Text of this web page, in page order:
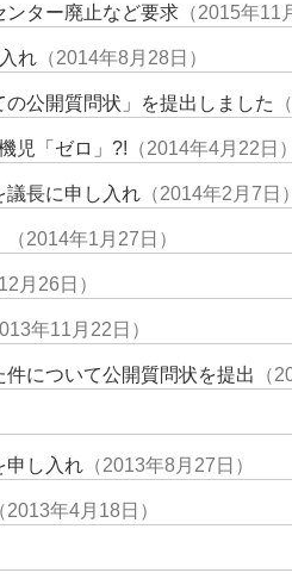
ター廃止など要求（2015年11
れ（2014年8月28日）
公開質問状」を提出しました
児「ゼロ」?! （2014年4月22日）
議長に申し入れ（2014年2月7日）
（2014年1月27日）
月26日）
年11月22日）
について公開質問状を提出 （
申し入れ（2013年8月27日）
2013年4月18日）